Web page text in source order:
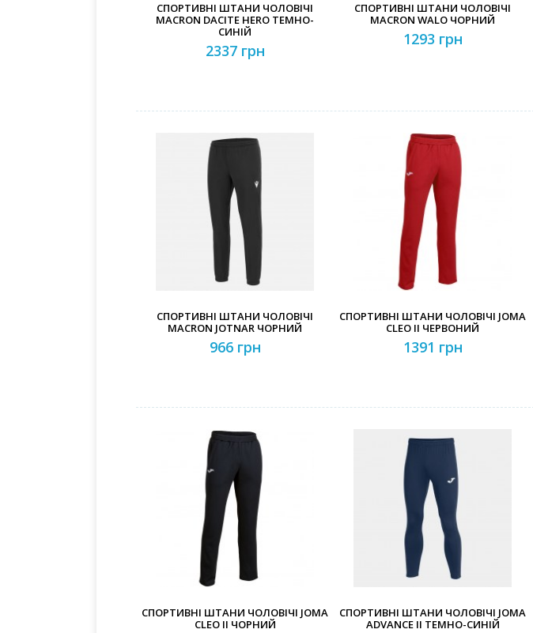
СПОРТИВНІ ШТАНИ ЧОЛОВІЧІ
MACRON DACITE HERO ТЕМНО-
СИНІЙ
2337 грн
СПОРТИВНІ ШТАНИ ЧОЛОВІЧІ
MACRON WALO ЧОРНИЙ
1293 грн
СПОРТИВНІ ШТАНИ ЧОЛОВІЧІ
MACRON JOTNAR ЧОРНИЙ
966 грн
СПОРТИВНІ ШТАНИ ЧОЛОВІЧІ JOMA
CLEO II ЧЕРВОНИЙ
1391 грн
СПОРТИВНІ ШТАНИ ЧОЛОВІЧІ JOMA
CLEO II ЧОРНИЙ
СПОРТИВНІ ШТАНИ ЧОЛОВІЧІ JOMA
ADVANCE II ТЕМНО-СИНІЙ